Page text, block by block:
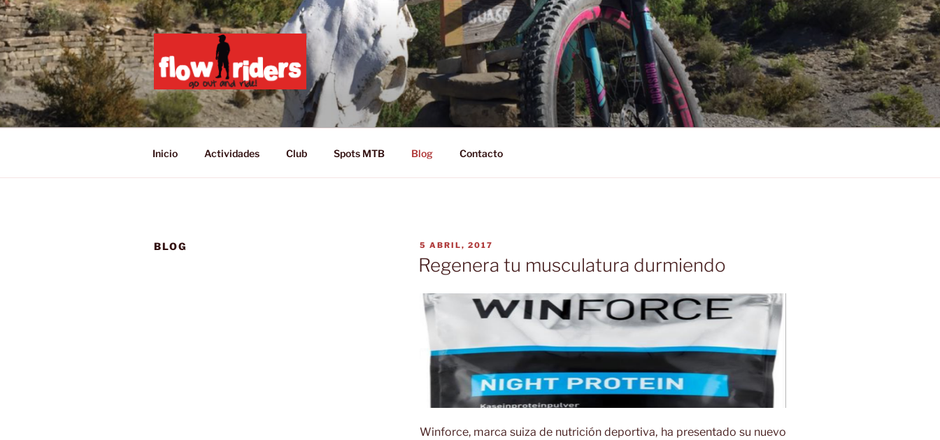
Saltar
al
contenido
GO OUT AND RIDE!
Inicio Actividades Club Spots MTB Blog Contacto
BLOG
PUBLICADO
EL
5 ABRIL, 2017
Regenera tu musculatura durmiendo
Winforce, marca suiza de nutrición deportiva, ha presentado su nuevo